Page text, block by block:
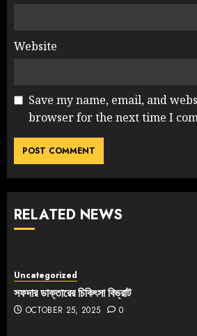
Website
Save my name, email, and
browser for the next time I
RELATED NEWS
Uncategorized
সফদার ডাক্তারের চিকিৎসা বিভ্রাট
OCTOBER 25, 2025 0